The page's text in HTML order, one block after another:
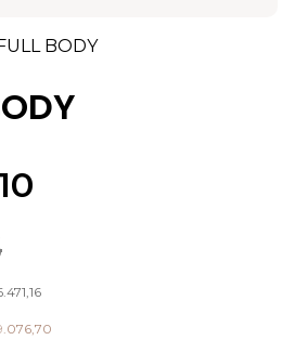
BODY